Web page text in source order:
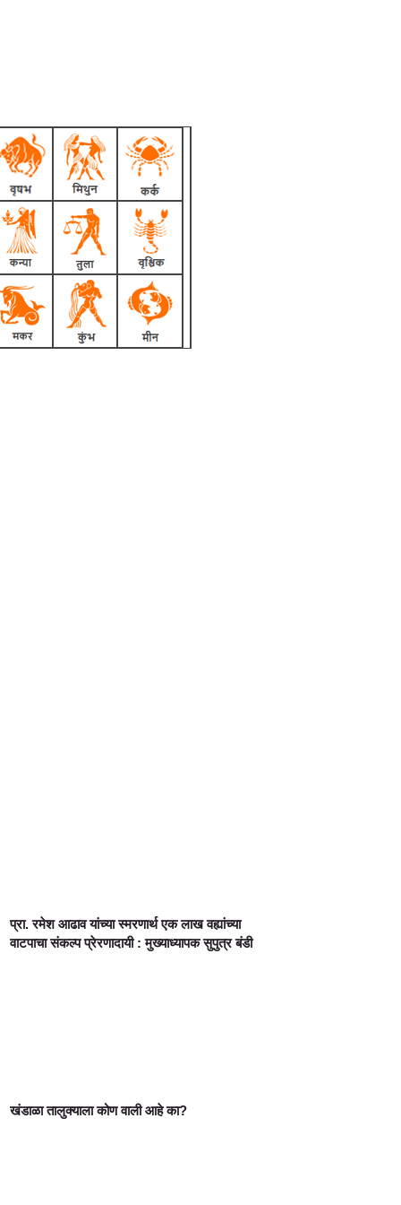
प्रा. रमेश आढाव यांच्या स्मरणार्थ एक लाख वह्यांच्या
वाटपाचा संकल्प प्रेरणादायी : मुख्याध्यापक सुपुत्र बंडी
खंडाळा तालुक्याला कोण वाली आहे का?